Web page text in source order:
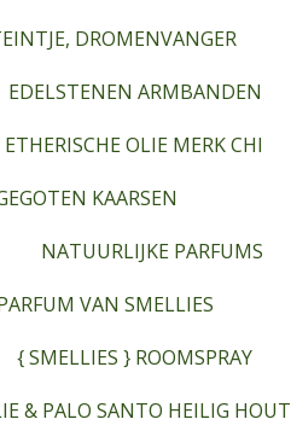
DROMENVANGER
EDELSTENEN ARMBANDEN
ETHERISCHE OLIE MERK CHI
KAARSEN
NATUURLIJKE PARFUMS
VAN SMELLIES
{ SMELLIES } ROOMSPRAY
& PALO SANTO HEILIG HOUT